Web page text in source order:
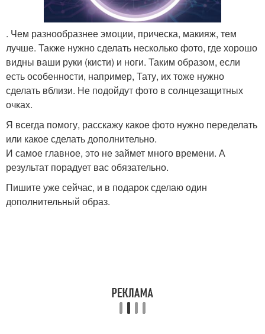
. Чем разнообразнее эмоции, прическа, макияж, тем
лучше. Также нужно сделать несколько фото, где хорошо
видны ваши руки (кисти) и ноги. Таким образом, если
есть особенности, например, Тату, их тоже нужно
сделать вблизи. Не подойдут фото в солнцезащитных
очках.
Я всегда помогу, расскажу какое фото нужно переделать
или какое сделать дополнительно.
И самое главное, это не займет много времени. А
результат порадует вас обязательно.
Пишите уже сейчас, и в подарок сделаю один
дополнительный образ.